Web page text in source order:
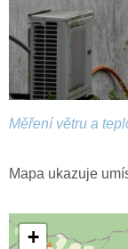
Měření větru a
Mapa ukazuje
+